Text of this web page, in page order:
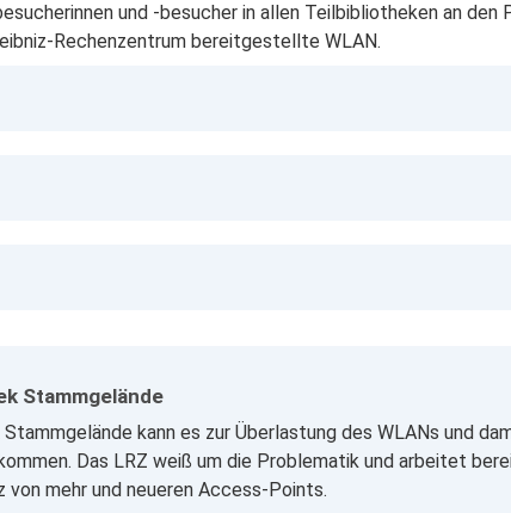
und -besucher in allen Teilbibliotheken an den
Rechenzentrum bereitgestellte WLAN.
Stammgelände
kann es zur Überlastung des WLANs und
Das LRZ weiß um die Problematik und arbeitet
von mehr und neueren Access-Points.